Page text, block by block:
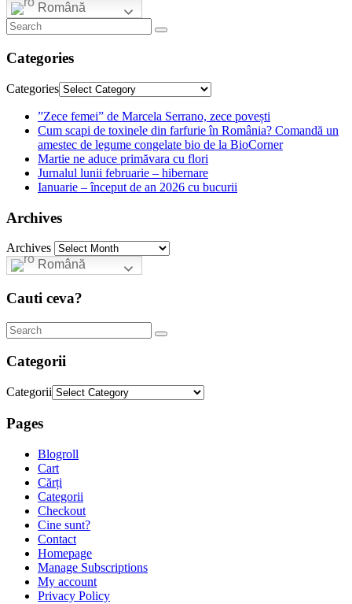
Română
Categories
Categories
”Zece femei” de Marcela Serrano, zece povești
Cum scapi de toxinele din farfurie în România? Comandă un
amestec de legume congelate bio de la BioCorner
Martie ne aduce primăvara cu flori
Jurnalul lunii februarie – hibernare
Ianuarie – început de an 2026 cu bucurii
Archives
Archives
Română
Cauti ceva?
Categorii
Categorii
Pages
Blogroll
Cart
Cărți
Categorii
Checkout
Cine sunt?
Contact
Homepage
Manage Subscriptions
My account
Privacy Policy